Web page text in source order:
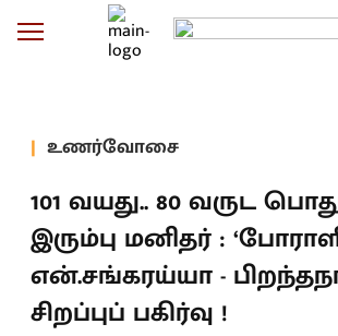
உணர்வோசை
101 வயது.. 80 வருட
இரும்பு மனிதர் :
என்.சங்கரய்யா -
சிறப்புப் பகிர்வு !